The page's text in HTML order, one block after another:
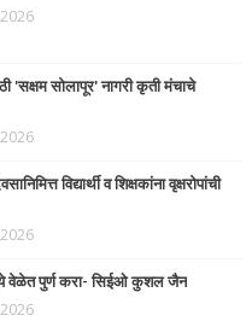
'सक्षम सोलापूर' नागरी कृती मंचाचे
विद्यार्थी व शिक्षकांना वृक्षरोपांची
वेळेत पुर्ण करा- सिईओ कुशल जैन